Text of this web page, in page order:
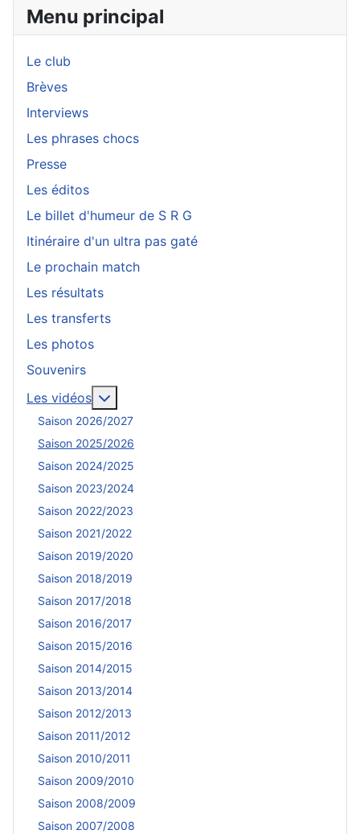
Menu principal
Le club
Brèves
Interviews
Les phrases chocs
Presse
Les éditos
Le billet d'humeur de S R G
Itinéraire d'un ultra pas gaté
Le prochain match
Les résultats
Les transferts
Les photos
Souvenirs
Les vidéos
Saison 2026/2027
Saison 2025/2026
Saison 2024/2025
Saison 2023/2024
Saison 2022/2023
Saison 2021/2022
Saison 2019/2020
Saison 2018/2019
Saison 2017/2018
Saison 2016/2017
Saison 2015/2016
Saison 2014/2015
Saison 2013/2014
Saison 2012/2013
Saison 2011/2012
Saison 2010/2011
Saison 2009/2010
Saison 2008/2009
Saison 2007/2008